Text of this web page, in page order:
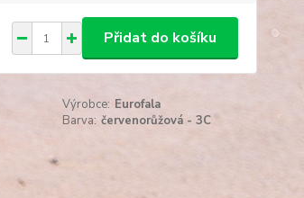
Přidat do košíku
Výrobce: Eurofala
Barva: červenorůžová - 3C